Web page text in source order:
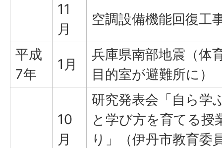
11
月
空調設備機能回復工
平成
7年
1月
兵庫県南部地震（体
目的室が避難所に）
10
月
研究発表会「自ら学
と学び方を育てる授
り」（伊丹市教育委